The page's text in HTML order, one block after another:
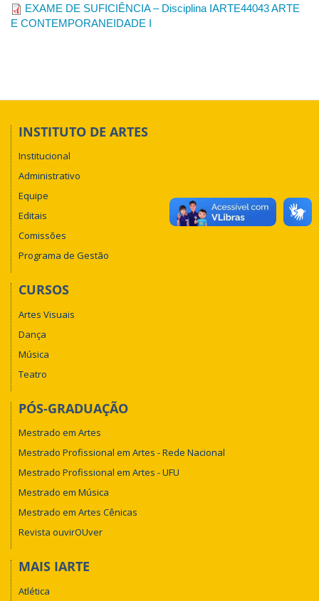
EXAME DE SUFICIÊNCIA – Disciplina IARTE44043 ARTE
E CONTEMPORANEIDADE I
INSTITUTO DE ARTES
Institucional
Administrativo
Equipe
Editais
Comissões
Programa de Gestão
CURSOS
Artes Visuais
Dança
Música
Teatro
PÓS-GRADUAÇÃO
Mestrado em Artes
Mestrado Profissional em Artes - Rede Nacional
Mestrado Profissional em Artes - UFU
Mestrado em Música
Mestrado em Artes Cênicas
Revista ouvirOUver
MAIS IARTE
Atlética